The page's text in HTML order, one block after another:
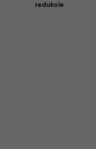
redukcie